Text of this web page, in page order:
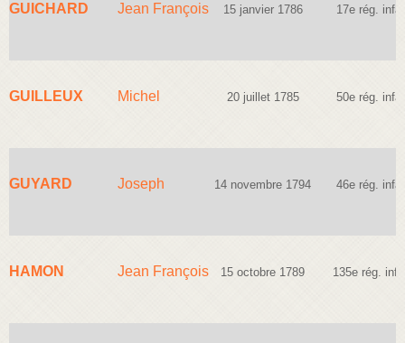
GUICHARD Jean François 15 janvier 1786 17e rég.
GUILLEUX Michel 20 juillet 1785 50e rég.
GUYARD Joseph 14 novembre 1794 46e rég.
HAMON Jean François 15 octobre 1789 135e rég.